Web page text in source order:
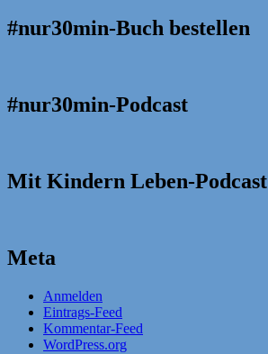
#nur30min-Buch bestellen
#nur30min-Podcast
Mit Kindern Leben-Podcast
Meta
Anmelden
Eintrags-Feed
Kommentar-Feed
WordPress.org